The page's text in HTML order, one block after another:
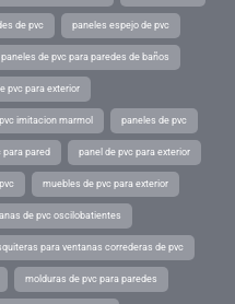
de pvc paneles espejo de pvc
paneles de pvc para paredes de baños
pvc para exterior
imitacion marmol paneles de pvc
para pared panel de pvc para exterior
muebles de pvc para exterior
de pvc oscilobatientes
para ventanas correderas de pvc
molduras de pvc para paredes